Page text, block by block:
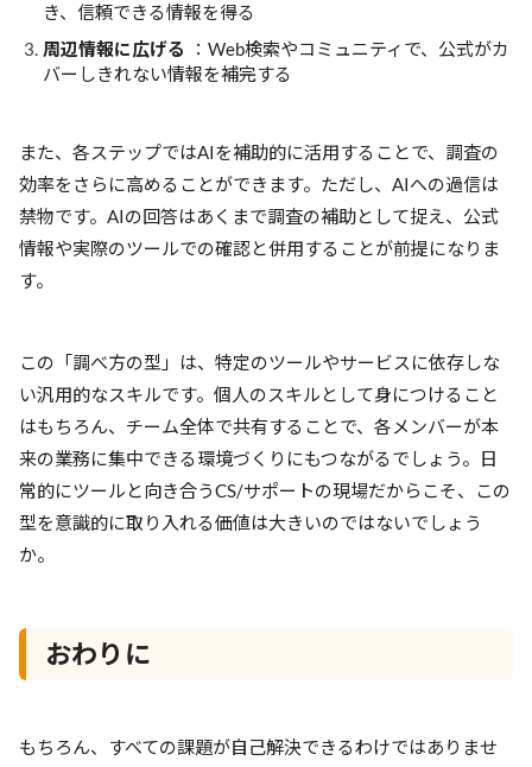
き、信頼できる情報を得る
周辺情報に広げる
：Web検索やコミュニティで、公式がカ
バーしきれない情報を補完する
また、各ステップではAIを補助的に活用することで、調査の
効率をさらに高めることができます。ただし、AIへの過信は
禁物です。AIの回答はあくまで調査の補助として捉え、公式
情報や実際のツールでの確認と併用することが前提になりま
す。
この「調べ方の型」は、特定のツールやサービスに依存しな
い汎用的なスキルです。個人のスキルとして身につけること
はもちろん、チーム全体で共有することで、各メンバーが本
来の業務に集中できる環境づくりにもつながるでしょう。日
常的にツールと向き合うCS/サポートの現場だからこそ、この
型を意識的に取り入れる価値は大きいのではないでしょう
か。
おわりに
もちろん、すべての課題が自己解決できるわけではありませ